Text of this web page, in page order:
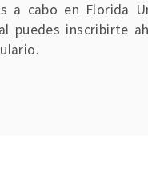
a cabo en Florida
puedes inscribirte